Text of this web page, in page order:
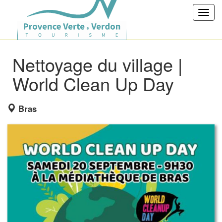
Nettoyage du village |
World Clean Up Day
Bras